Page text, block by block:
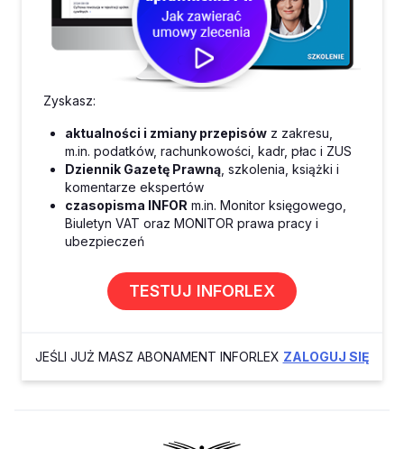
Zyskasz:
aktualności i zmiany przepisów z zakresu,
m.in. podatków, rachunkowości, kadr, płac i ZUS
Dziennik Gazetę Prawną , szkolenia, książki i
komentarze ekspertów
czasopisma INFOR m.in. Monitor księgowego,
Biuletyn VAT oraz MONITOR prawa pracy i
ubezpieczeń
TESTUJ INFORLEX
JEŚLI JUŻ MASZ ABONAMENT INFORLEX ZALOGUJ SIĘ